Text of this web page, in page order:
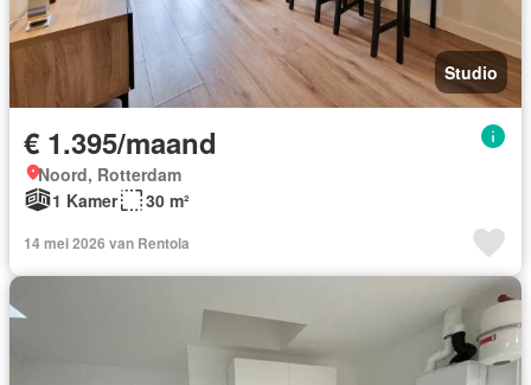
Studio
€ 1.395/maand
Noord, Rotterdam
1 Kamer
30 m²
14 mei 2026 van Rentola